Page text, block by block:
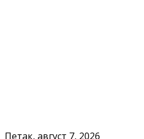
Петак, август 7, 2026